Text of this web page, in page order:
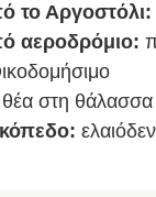
το Αργοστόλι:
αεροδρόμιο:
στη θάλασσα